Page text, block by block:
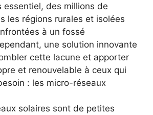
essentiel,⁢ des millions ⁣de
les régions rurales et isolées
⁢à⁣ un fossé
une solution innovante
cette lacune et apporter
et renouvelable à ceux qui
: les micro-réseaux
solaires sont de petites